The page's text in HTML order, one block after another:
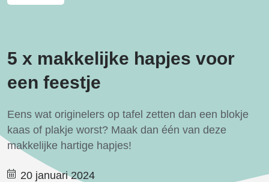
5 x makkelijke hapjes voor
een feestje
Eens wat originelers op tafel zetten dan een blokje
kaas of plakje worst? Maak dan één van deze
makkelijke hartige hapjes!
20 januari 2024